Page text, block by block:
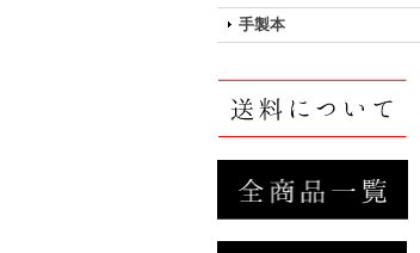
手製本